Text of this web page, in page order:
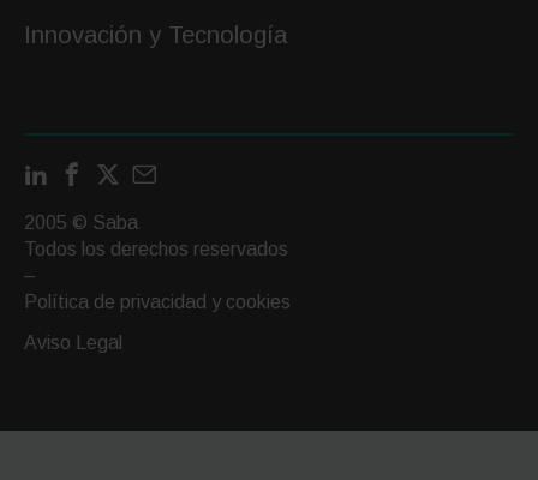
Innovación y Tecnología
LinkedIn
FacebookContactar
email
2005 © Saba
Todos los derechos reservados
–
Política de privacidad y cookies
Aviso Legal